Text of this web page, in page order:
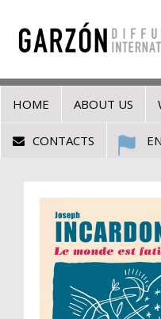
HOME ABOUT US
CONTACTS